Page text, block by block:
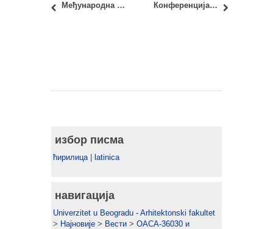
Међународна конференција: XVIII скуп Universeum мреже – Мобилност универзитетског наслеђа Конференција: Human Cities/ Sharing Cloud
избор писма
ћирилица| latinica
навигација
Univerzitet u Beogradu - Arhitektonski fakultet
> Најновије > Вести > ОАСА-36030 и